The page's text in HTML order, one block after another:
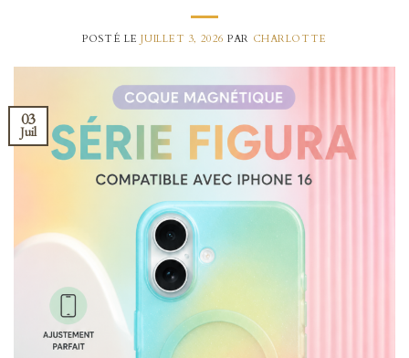
POSTÉ LEJUILLET 3, 2026 PAR CHARLOTTE
03
Juil